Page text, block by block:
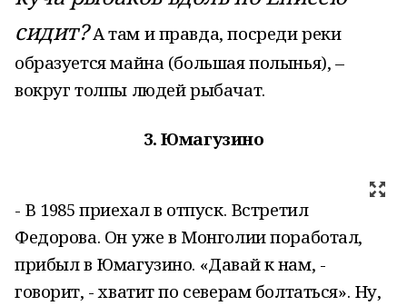
сидит? А там и правда, посреди реки
образуется майна (большая полынья), –
вокруг толпы людей рыбачат.
3. Юмагузино
- В 1985 приехал в отпуск. Встретил
Федорова. Он уже в Монголии поработал,
прибыл в Юмагузино. «Давай к нам, -
говорит, - хватит по северам болтаться». Ну,